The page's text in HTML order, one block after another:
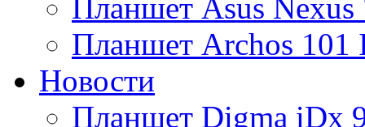
Amber
Ampe(1)
Apache
Планшет Asus Nexus
Планшет Archos 101
Новости
Планшет Digma iDx